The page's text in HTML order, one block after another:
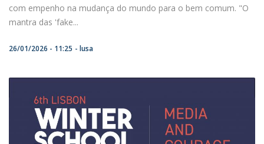
com empenho na mudança do mundo para o bem comum. "O
mantra das 'fake...
26/01/2026 - 11:25 lusa